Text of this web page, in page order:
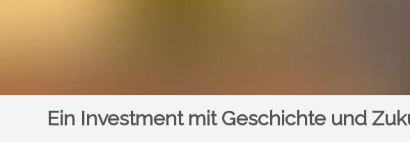
Ein Investment mit Geschichte und